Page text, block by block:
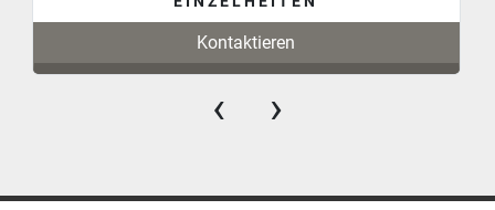
Kontaktieren
‹ ›